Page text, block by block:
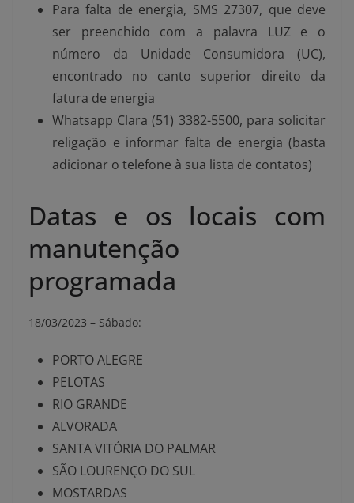
Para falta de energia, SMS 27307, que deve
ser preenchido com a palavra LUZ e o
número da Unidade Consumidora (UC),
encontrado no canto superior direito da
fatura de energia
Whatsapp Clara (51) 3382-5500, para solicitar
religação e informar falta de energia (basta
adicionar o telefone à sua lista de contatos)
Datas e os locais com
manutenção
programada
18/03/2023 – Sábado:
PORTO ALEGRE
PELOTAS
RIO GRANDE
ALVORADA
SANTA VITÓRIA DO PALMAR
SÃO LOURENÇO DO SUL
MOSTARDAS